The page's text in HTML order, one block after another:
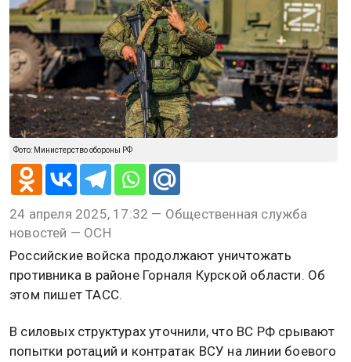
Фото: Министерство обороны РФ
24 апреля 2025, 17:32 — Общественная служба
новостей — ОСН
Российские войска продолжают уничтожать
противника в районе Горналя Курской области. Об
этом пишет ТАСС.
В силовых структурах уточнили, что ВС РФ срывают
попытки ротаций и контратак ВСУ на линии боевого